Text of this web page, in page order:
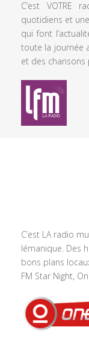
C’est VOTRE
quotidiens et
qui font
toute la journée
et des chansons
C’est LA radio
lémanique. Des
bons plans
FM Star Night,